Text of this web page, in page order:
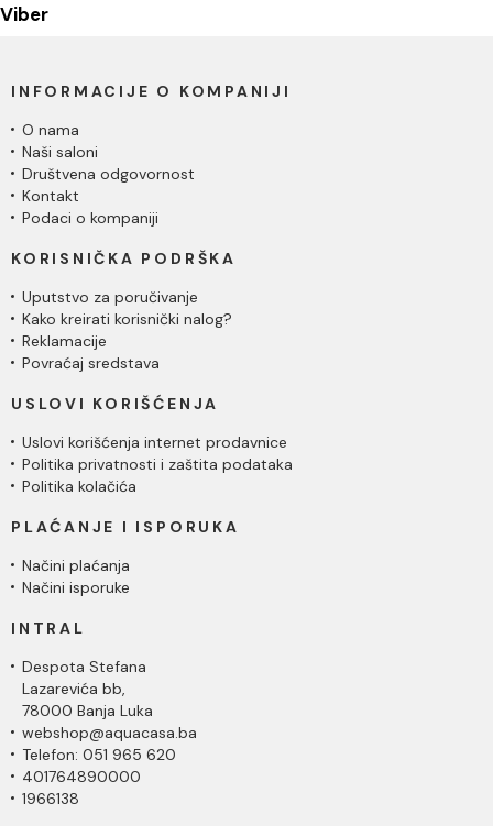
Viber
INFORMACIJE O KOMPANIJI
O nama
Naši saloni
Društvena odgovornost
Kontakt
Podaci o kompaniji
KORISNIČKA PODRŠKA
Uputstvo za poručivanje
Kako kreirati korisnički nalog?
Reklamacije
Povraćaj sredstava
USLOVI KORIŠĆENJA
Uslovi korišćenja internet prodavnice
Politika privatnosti i zaštita podataka
Politika kolačića
PLAĆANJE I ISPORUKA
Načini plaćanja
Načini isporuke
INTRAL
Despota Stefana
Lazarevića bb,
78000 Banja Luka
webshop@aquacasa.ba
Telefon: 051 965 620
401764890000
1966138